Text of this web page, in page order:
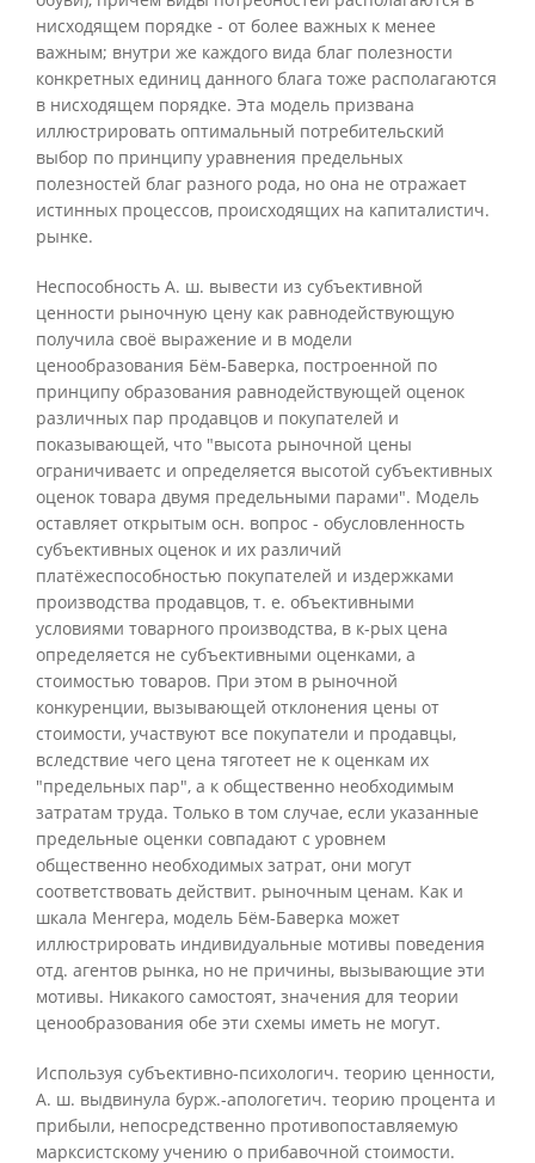
нисходящем порядке - от более важных к менее
важным; внутри же каждого вида благ полезности
конкретных единиц данного блага тоже располагаются
в нисходящем порядке. Эта модель призвана
иллюстрировать оптимальный потребительский
выбор по принципу уравнения предельных
полезностей благ разного рода, но она не отражает
истинных процессов, происходящих на капиталистич.
рынке.
Неспособность А. ш. вывести из субъективной
ценности рыночную цену как равнодействующую
получила своё выражение и в модели
ценообразования Бём-Баверка, построенной по
принципу образования равнодействующей оценок
различных пар продавцов и покупателей и
показывающей, что "высота рыночной цены
ограничиваетс и определяется высотой субъективных
оценок товара двумя предельными парами". Модель
оставляет открытым осн. вопрос - обусловленность
субъективных оценок и их различий
платёжеспособностью покупателей и издержками
производства продавцов, т. е. объективными
условиями товарного производства, в к-рых цена
определяется не субъективными оценками, а
стоимостью товаров. При этом в рыночной
конкуренции, вызывающей отклонения цены от
стоимости, участвуют все покупатели и продавцы,
вследствие чего цена тяготеет не к оценкам их
"предельных пар", а к общественно необходимым
затратам труда. Только в том случае, если указанные
предельные оценки совпадают с уровнем
общественно необходимых затрат, они могут
соответствовать действит. рыночным ценам. Как и
шкала Менгера, модель Бём-Баверка может
иллюстрировать индивидуальные мотивы поведения
отд. агентов рынка, но не причины, вызывающие эти
мотивы. Никакого самостоят, значения для теории
ценообразования обе эти схемы иметь не могут.
Используя субъективно-психологич. теорию ценности,
А. ш. выдвинула бурж.-апологетич. теорию процента и
прибыли, непосредственно противопоставляемую
марксистскому учению о прибавочной стоимости.